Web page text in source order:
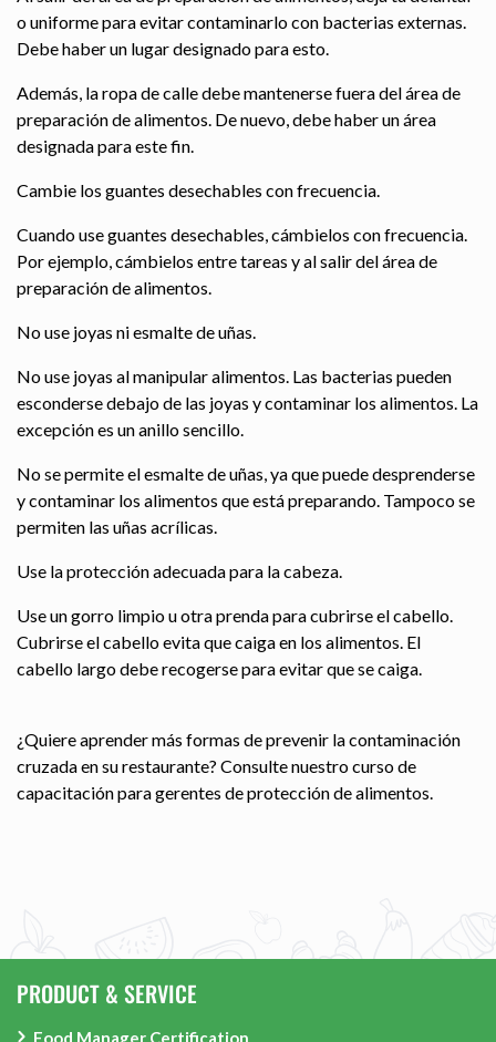
o uniforme para evitar contaminarlo con bacterias externas.
Debe haber un lugar designado para esto.
Además, la ropa de calle debe mantenerse fuera del área de
preparación de alimentos. De nuevo, debe haber un área
designada para este fin.
Cambie los guantes desechables con frecuencia.
Cuando use guantes desechables, cámbielos con frecuencia.
Por ejemplo, cámbielos entre tareas y al salir del área de
preparación de alimentos.
No use joyas ni esmalte de uñas.
No use joyas al manipular alimentos. Las bacterias pueden
esconderse debajo de las joyas y contaminar los alimentos. La
excepción es un anillo sencillo.
No se permite el esmalte de uñas, ya que puede desprenderse
y contaminar los alimentos que está preparando. Tampoco se
permiten las uñas acrílicas.
Use la protección adecuada para la cabeza.
Use un gorro limpio u otra prenda para cubrirse el cabello.
Cubrirse el cabello evita que caiga en los alimentos. El
cabello largo debe recogerse para evitar que se caiga.
¿Quiere aprender más formas de prevenir la contaminación
cruzada en su restaurante? Consulte nuestro curso de
capacitación para gerentes de protección de alimentos.
PRODUCT & SERVICE
Food Manager Certification